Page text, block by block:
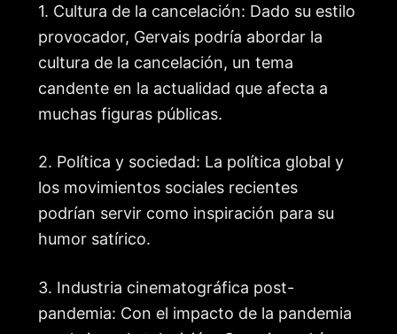
1. Cultura de la cancelación: Dado su estilo
provocador, Gervais podría abordar la
cultura de la cancelación, un tema
candente en la actualidad que afecta a
muchas figuras públicas.
2. Política y sociedad: La política global y
los movimientos sociales recientes
podrían servir como inspiración para su
humor satírico.
3. Industria cinematográfica post-
pandemia: Con el impacto de la pandemia